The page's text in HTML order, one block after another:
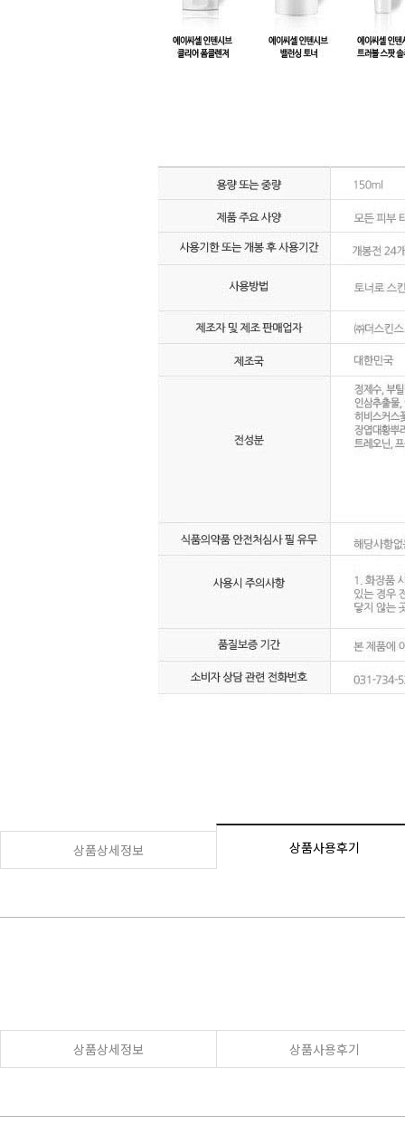
상품상세정보 상품사용후기
상품상세정보 상품사용후기